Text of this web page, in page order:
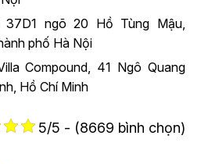
37D1 ngõ 20 Hồ Tùng Mậu,
phố Hà Nội
Compound, 41 Ngô Quang
Hồ Chí Minh
5/5 - (8669 bình chọn)